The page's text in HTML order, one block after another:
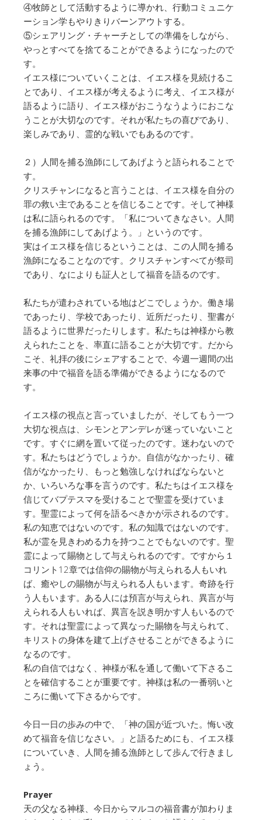
④牧師として活動するように導かれ、行動コミュニケ
ーション学もやりきりバーンアウトする。
⑤シェアリング・チャーチとしての準備をしながら、
やっとすべてを捨てることができるようになったので
す。
イエス様についていくことは、イエス様を見続けるこ
とであり、イエス様が考えるように考え、イエス様が
語るように語り、イエス様がおこうなうようにおこな
うことが大切なのです。それが私たちの喜びであり、
楽しみであり、霊的な戦いでもあるのです。
２）人間を捕る漁師にしてあげようと語られることで
す。
クリスチャンになると言うことは、イエス様を自分の
罪の救い主であることを信じることです。そして神様
は私に語られるのです。「私についてきなさい。人間
を捕る漁師にしてあげよう。」というのです。
実はイエス様を信じるということは、この人間を捕る
漁師になることなのです。クリスチャンすべてが祭司
であり、なによりも証人として福音を語るのです。
私たちが遣わされている地はどこでしょうか。働き場
であったり、学校であったり、近所だったり、聖書が
語るように世界だったりします。私たちは神様から教
えられたことを、率直に語ることが大切です。だから
こそ、礼拝の後にシェアすることで、今週一週間の出
来事の中で福音を語る準備ができるようになるので
す。
イエス様の視点と言っていましたが、そしてもう一つ
大切な視点は、シモンとアンデレが迷っていないこと
です。すぐに網を置いて従ったのです。迷わないので
す。私たちはどうでしょうか。自信がなかったり、確
信がなかったり、もっと勉強しなければならないと
か、いろいろな事を言うのです。私たちはイエス様を
信じてバプテスマを受けることで聖霊を受けていま
す。聖霊によって何を語るべきかが示されるのです。
私の知恵ではないのです。私の知識ではないのです。
私が霊を見きわめる力を持つことでもないのです。聖
霊によって賜物として与えられるのです。ですから１
コリント12章では信仰の賜物が与えられる人もいれ
ば、癒やしの賜物が与えられる人もいます。奇跡を行
う人もいます。ある人には預言が与えられ、異言が与
えられる人もいれば、異言を説き明かす人もいるので
す。それは聖霊によって異なった賜物を与えられて、
キリストの身体を建て上げさせることができるように
なるのです。
私の自信ではなく、神様が私を通して働いて下さるこ
とを確信することが重要です。神様は私の一番弱いと
ころに働いて下さるからです。
今日一日の歩みの中で、「神の国が近づいた。悔い改
めて福音を信じなさい。」と語るためにも、イエス様
についていき、人間を捕る漁師として歩んで行きまし
ょう。
Prayer
天の父なる神様、今日からマルコの福音書が加わりま